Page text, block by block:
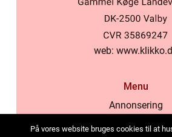
web:
Menu
Annonsering
På vores website bruges cookies til at